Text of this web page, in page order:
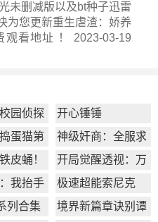
未删减版以及bt种子迅雷
为您更新重生虐渣：娇养
观看地址 ！ 2023-03-19
园侦探
开心锤锤
蛋猫第
神级奸商：全服求
我别薅了
皮蛹！
开局觉醒透视：万
物皆透,我即无敌
我抬手
极速超能索尼克
列合集
境界新篇章诀别谭